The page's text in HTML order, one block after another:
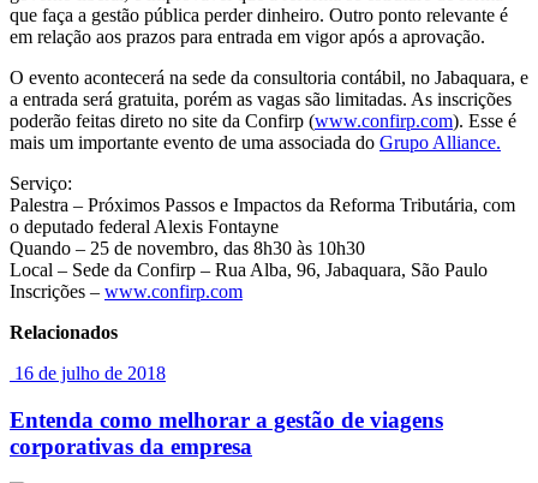
que faça a gestão pública perder dinheiro. Outro ponto relevante é
em relação aos prazos para entrada em vigor após a aprovação.
O evento acontecerá na sede da consultoria contábil, no Jabaquara, e
a entrada será gratuita, porém as vagas são limitadas. As inscrições
poderão feitas direto no site da Confirp (www.confirp.com). Esse é
mais um importante evento de uma associada do Grupo Alliance.
Serviço:
Palestra – Próximos Passos e Impactos da Reforma Tributária, com
o deputado federal Alexis Fontayne
Quando – 25 de novembro, das 8h30 às 10h30
Local – Sede da Confirp – Rua Alba, 96, Jabaquara, São Paulo
Inscrições – www.confirp.com
Relacionados
16 de julho de 2018
Entenda como melhorar a gestão de viagens
corporativas da empresa